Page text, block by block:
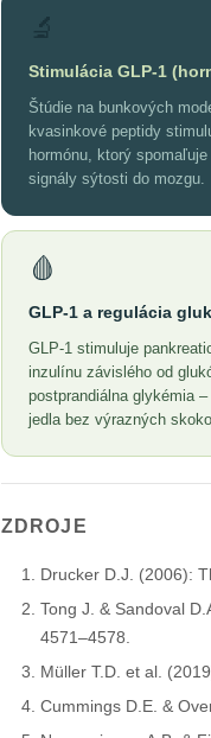
Stimulácia GLP-1
Štúdie na bunkových
kvasinkové peptidy
hormónu, ktorý
signály sýtosti do mozgu.
🩸
GLP-1 a regulácia
GLP-1 stimuluje
inzulínu závislého od
postprandiálna glykémia
jedla bez výrazných
ZDROJE
Drucker D.J. (2006):
Tong J. & Sandoval
4571–4578.
Müller T.D. et al.
Cummings D.E. &